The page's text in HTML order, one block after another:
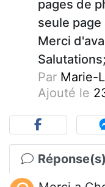
pages de
seule
Merci
Salutations;
Par Marie-
Ajouté le